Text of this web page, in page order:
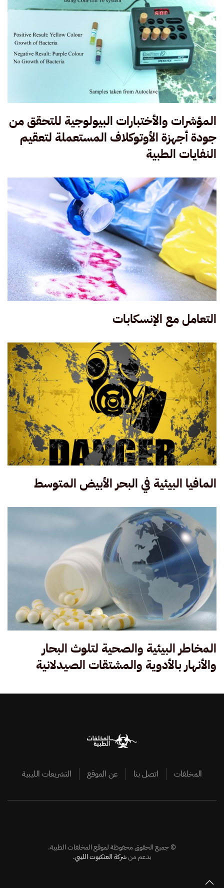
المؤشرات والأختبارات البيولوجية للتحقق من
جودة أجهزة الأوتوكلاف المستعملة لتعقيم
النفايات الطبية
التعامل مع الإنسكابات
المافيا البيئية في البحر الأبيض المتوسط
المخاطر البيئية والصحية لتلوث البحار
والأنهار بالأدوية والمشتقات الصيدلانية
المخلفات اتصل بنا عن الموقع التشريعات الليبية
©جميع الحقوق محفوظة لموقع المخلفات الطبية.
بدعم منشركة العنكبوت الليبي.